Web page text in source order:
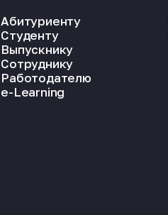
Абитуриенту
Студенту
Выпускнику
Сотруднику
Работодателю
e-Learning